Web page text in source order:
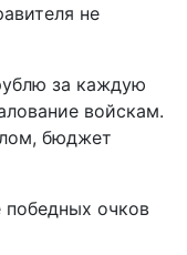
не
за каждую
войскам.
бюджет
победных очков